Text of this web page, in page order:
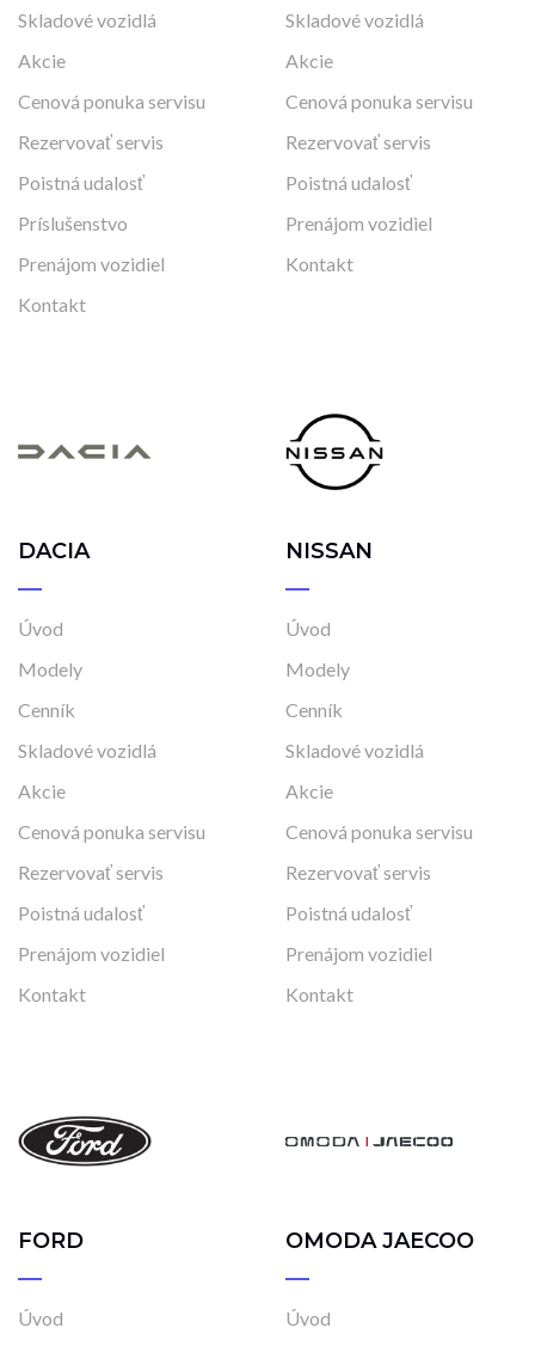
Skladové vozidlá
Akcie
Cenová ponuka servisu
Rezervovať servis
Poistná udalosť
Príslušenstvo
Prenájom vozidiel
Kontakt
Skladové vozidlá
Akcie
Cenová ponuka servisu
Rezervovať servis
Poistná udalosť
Prenájom vozidiel
Kontakt
DACIA
Úvod
Modely
Cenník
Skladové vozidlá
Akcie
Cenová ponuka servisu
Rezervovať servis
Poistná udalosť
Prenájom vozidiel
Kontakt
NISSAN
Úvod
Modely
Cenník
Skladové vozidlá
Akcie
Cenová ponuka servisu
Rezervovať servis
Poistná udalosť
Prenájom vozidiel
Kontakt
FORD
Úvod
OMODA JAECOO
Úvod